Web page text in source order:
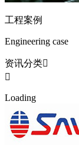
工程案例
Engineering case
资讯分类

Loading